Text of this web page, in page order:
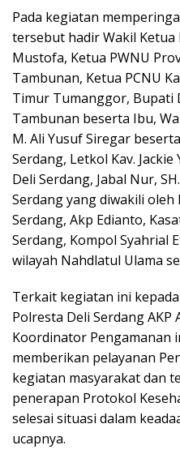
Pada kegiatan
tersebut hadir Wakil Ketua
Mustofa, Ketua PWNU
Tambunan, Ketua PCNU
Timur Tumanggor, Bupati
Tambunan beserta Ibu,
M. Ali Yusuf Siregar
Serdang, Letkol Kav.
Deli Serdang, Jabal Nur,
Serdang yang diwakili
Serdang, Akp Edianto,
Serdang, Kompol Syahrial
wilayah Nahdlatul Ulama
Terkait kegiatan ini
Polresta Deli Serdang AKP
Koordinator Pengamanan
memberikan pelayanan
kegiatan masyarakat dan
penerapan Protokol
selesai situasi dalam
ucapnya.